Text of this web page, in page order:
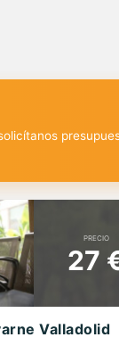
PRECIO
27
Valladolid